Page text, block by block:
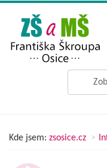
Kde jsem: zsosice.cz